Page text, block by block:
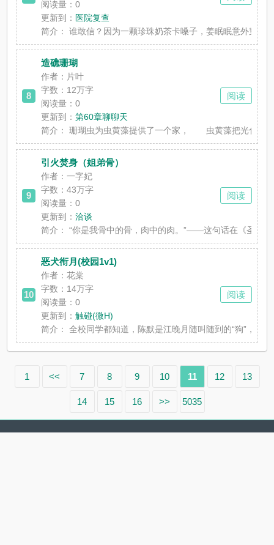
阅读量：0
更新到： 医院复查
简介：
谁敢信？因为一颗珍珠奶茶卡嗓子，姜眠眠意外穿书
8
造礁珊瑚
作者：片叶
字数：12万字
阅读量：0
更新到：第60章聊聊天
简介：
珊瑚虫为虫黄藻提供了一个家， 虫黄藻把光化成
阅读
9
引火焚身（姐弟骨）
作者：一字妃
字数：43万字
阅读量：0
更新到：洽谈
简介：
“你是我骨中的骨，肉中的肉。”——这句话在《圣经
阅读
10
恶犬衔月(校园1v1)
作者：花棠
字数：14万字
阅读量：0
更新到：触碰(微H)
简介：
全校同学都知道，陈默是江晚月随叫随到的“狗”，是
阅读
1 << 7 8 9 10 11 12 13
14 15 16 >> 5035